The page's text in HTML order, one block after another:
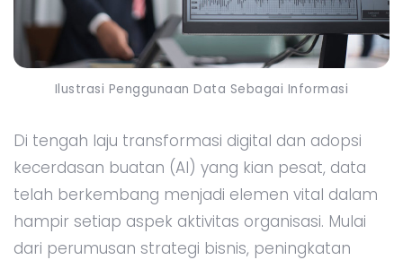
Ilustrasi Penggunaan Data Sebagai Informasi
Di tengah laju transformasi digital dan adopsi
kecerdasan buatan (AI) yang kian pesat, data
telah berkembang menjadi elemen vital dalam
hampir setiap aspek aktivitas organisasi. Mulai
dari perumusan strategi bisnis, peningkatan